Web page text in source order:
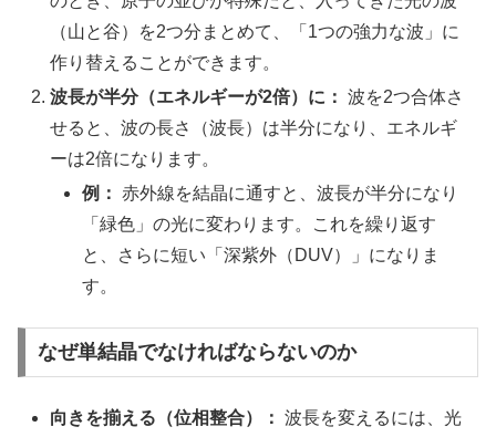
（山と谷）を2つ分まとめて、「1つの強力な波」に
作り替えることができます。
波長が半分（エネルギーが2倍）に： 波を2つ合体さ
せると、波の長さ（波長）は半分になり、エネルギ
ーは2倍になります。
例： 赤外線を結晶に通すと、波長が半分になり
「緑色」の光に変わります。これを繰り返す
と、さらに短い「深紫外（DUV）」になりま
す。
なぜ単結晶でなければならないのか
向きを揃える（位相整合）： 波長を変えるには、光